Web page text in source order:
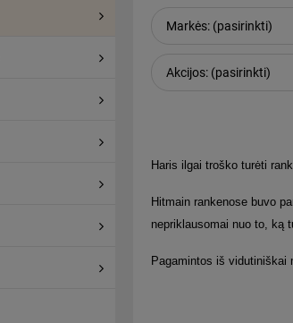
Markės: (pasirinkti)
Akcijos: (pasirinkti)
Haris ilgai troško turėti
Hitmain rankenose buvo
nepriklausomai nuo to, ką
Pagamintos iš vidutiniškai